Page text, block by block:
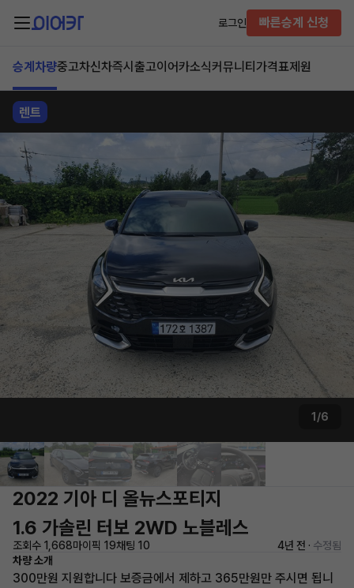
로그인 빠른승계 신청
승계차량중고차신차즉시출고이어카소식커뮤니티 가격표제원
렌트
1/6
2022 기아 디 올뉴스포티지
1.6 가솔린 터보 2WD 노블레스
조회수 1,668마이픽 19채팅 10 4년 전 · 수정됨
차량 소개
300만원 지원합니다 보증금에서 제하고 365만원만 주시면 됩니